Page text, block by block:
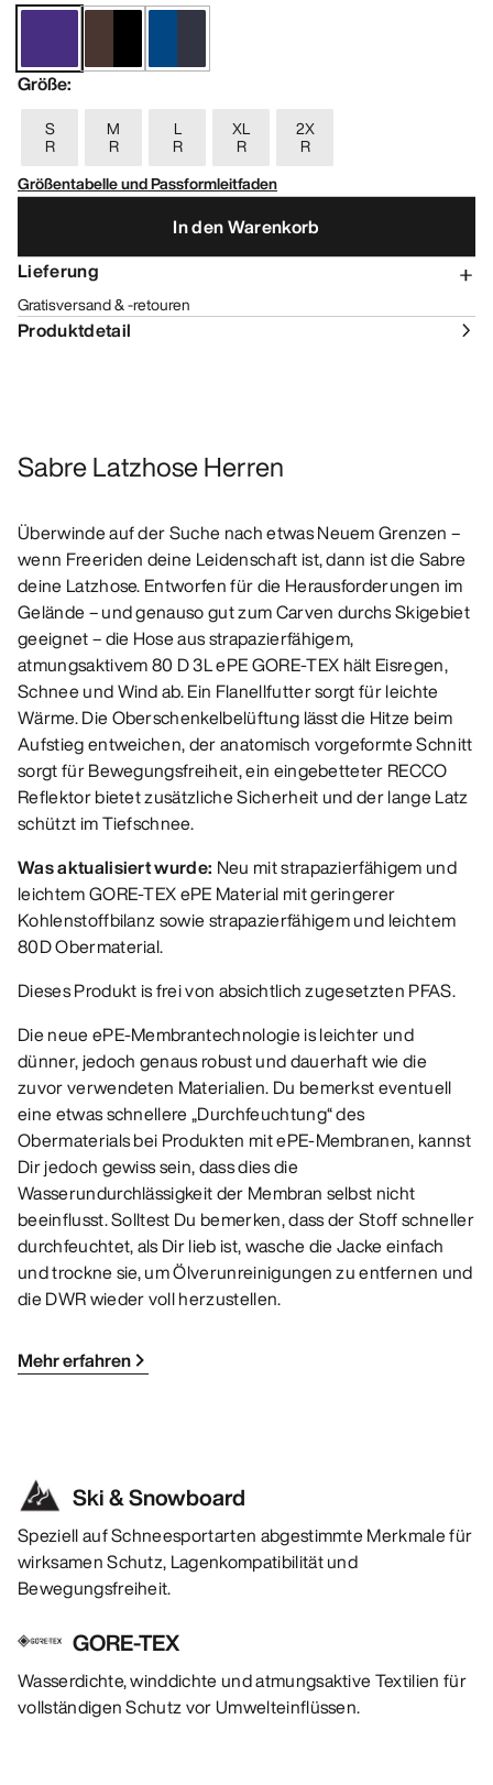
Größe:
S
R
M
R
L
R
XL
R
2X
R
Größentabelle und Passformleitfaden
In den Warenkorb
Lieferung
Gratisversand & -retouren
Produktdetail
Sabre Latzhose Herren
Überwinde auf der Suche nach etwas Neuem Grenzen –
wenn Freeriden deine Leidenschaft ist, dann ist die Sabre
deine Latzhose. Entworfen für die Herausforderungen im
Gelände – und genauso gut zum Carven durchs Skigebiet
geeignet – die Hose aus strapazierfähigem,
atmungsaktivem 80 D 3L ePE GORE-TEX hält Eisregen,
Schnee und Wind ab. Ein Flanellfutter sorgt für leichte
Wärme. Die Oberschenkelbelüftung lässt die Hitze beim
Aufstieg entweichen, der anatomisch vorgeformte Schnitt
sorgt für Bewegungsfreiheit, ein eingebetteter RECCO
Reflektor bietet zusätzliche Sicherheit und der lange Latz
schützt im Tiefschnee.
Was aktualisiert wurde: Neu mit strapazierfähigem und
leichtem GORE-TEX ePE Material mit geringerer
Kohlenstoffbilanz sowie strapazierfähigem und leichtem
80D Obermaterial.
Dieses Produkt is frei von absichtlich zugesetzten PFAS.
Die neue ePE-Membrantechnologie is leichter und
dünner, jedoch genaus robust und dauerhaft wie die
zuvor verwendeten Materialien. Du bemerkst eventuell
eine etwas schnellere „Durchfeuchtung“ des
Obermaterials bei Produkten mit ePE-Membranen, kannst
Dir jedoch gewiss sein, dass dies die
Wasserundurchlässigkeit der Membran selbst nicht
beeinflusst. Solltest Du bemerken, dass der Stoff schneller
durchfeuchtet, als Dir lieb ist, wasche die Jacke einfach
und trockne sie, um Ölverunreinigungen zu entfernen und
die DWR wieder voll herzustellen.
Mehr erfahren
Ski & Snowboard
Speziell auf Schneesportarten abgestimmte Merkmale für
wirksamen Schutz, Lagenkompatibilität und
Bewegungsfreiheit.
GORE-TEX
Wasserdichte, winddichte und atmungsaktive Textilien für
vollständigen Schutz vor Umwelteinflüssen.